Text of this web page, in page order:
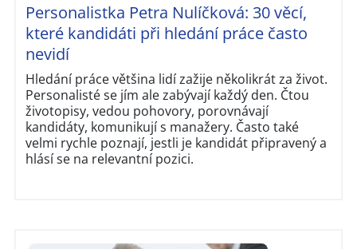
Personalistka Petra Nulíčková: 30 věcí,
které kandidáti při hledání práce často
nevidí
Hledání práce většina lidí zažije několikrát za život.
Personalisté se jím ale zabývají každý den. Čtou
životopisy, vedou pohovory, porovnávají
kandidáty, komunikují s manažery. Často také
velmi rychle poznají, jestli je kandidát připravený a
hlásí se na relevantní pozici.